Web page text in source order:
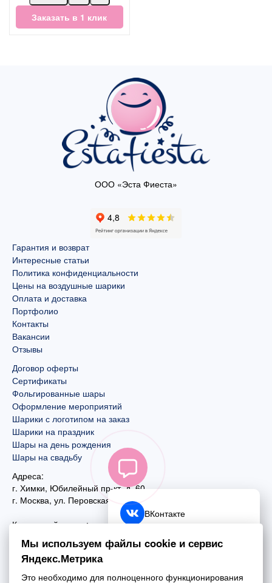
Заказать в 1 клик
ООО «Эста Фиеста»
Гарантия и возврат
Интересные статьи
Политика конфиденциальности
Цены на воздушные шарики
Оплата и доставка
Портфолио
Контакты
Вакансии
Отзывы
Договор оферты
Сертификаты
Фольгированные шары
Оформление мероприятий
Шарики с логотипом на заказ
Шарики на праздник
Шары на день рождения
Шары на свадьбу
Адреса:
г. Химки, Юбилейный пр-кт, д. 60
г. Москва, ул. Перовская, д. 59
Контактный номер:
+7 (495) 970-44-75
Почта:
ВКонтакте
Telegram
Мы используем файлы cookie и сервис
Яндекс.Метрика
Это необходимо для полноценного функционирования